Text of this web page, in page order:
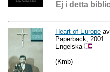
Ej i detta
Heart of Europe
Paperback, 2001
Engelska
(Kmb)